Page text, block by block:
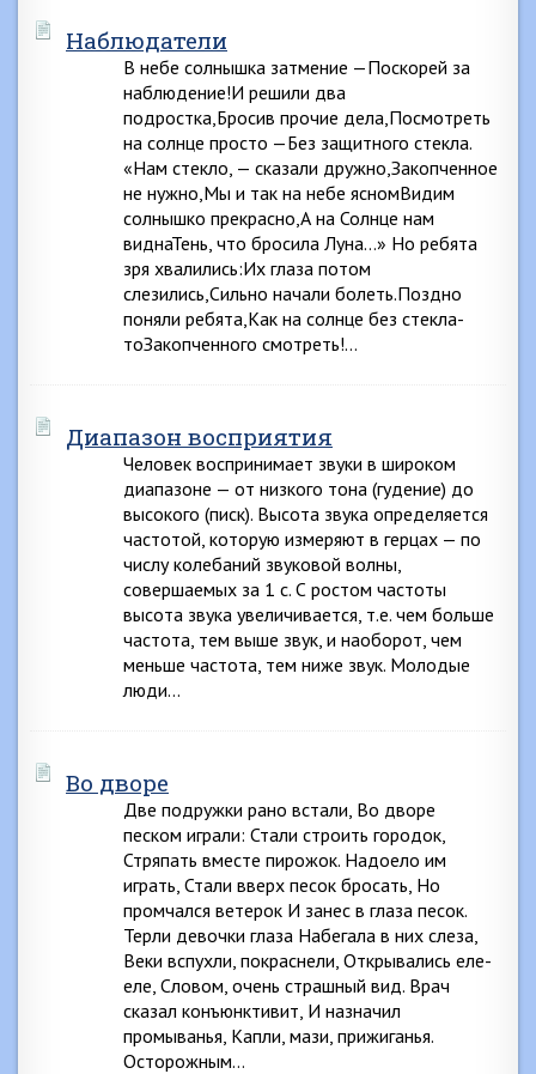
Наблюдатели
В небе солнышка затмение —Поскорей за
наблюдение!И решили два
подростка,Бросив прочие дела,Посмотреть
на солнце просто —Без защитного стекла.
«Нам стекло, — сказали дружно,Закопченное
не нужно,Мы и так на небе ясномВидим
солнышко прекрасно,А на Солнце нам
виднаТень, что бросила Луна…» Но ребята
зря хвалились:Их глаза потом
слезились,Сильно начали болеть.Поздно
поняли ребята,Как на солнце без стекла-
тоЗакопченного смотреть!…
Диапазон восприятия
Человек воспринимает звуки в широком
диапазоне — от низкого тона (гудение) до
высокого (писк). Высота звука определяется
частотой, которую измеряют в герцах — по
числу колебаний звуковой волны,
совершаемых за 1 с. С ростом частоты
высота звука увеличивается, т.е. чем больше
частота, тем выше звук, и наоборот, чем
меньше частота, тем ниже звук. Молодые
люди…
Во дворе
Две подружки рано встали, Во дворе
песком играли: Стали строить городок,
Стряпать вместе пирожок. Надоело им
играть, Стали вверх песок бросать, Но
промчался ветерок И занес в глаза песок.
Терли девочки глаза Набегала в них слеза,
Веки вспухли, покраснели, Открывались еле-
еле, Словом, очень страшный вид. Врач
сказал конъюнктивит, И назначил
промыванья, Капли, мази, прижиганья.
Осторожным…